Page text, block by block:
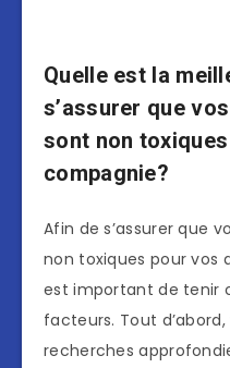
Quelle est la
s’assurer que
sont non
compagnie?
Afin de s’assurer que
non toxiques pour vos
est important de tenir
facteurs. Tout
recherches